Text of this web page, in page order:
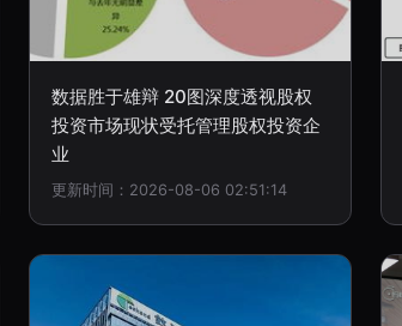
数据胜于雄辩 20图深度透视股权
投资市场现状受托管理股权投资企
业
更新时间：2026-08-06 02:51:14